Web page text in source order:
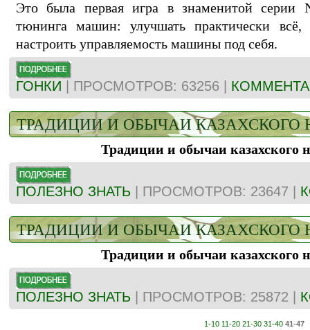
Это была первая игра в знаменитой серии
тюнинга машин: улучшать практически всё,
настроить управляемость машины под себя.
ГОНКИ | ПРОСМОТРОВ: 63256 |
ТРАДИЦИИ И ОБЫЧАИ КАЗАХСКОГО
Традиции и обычаи казахского
ПОЛЕЗНО ЗНАТЬ | ПРОСМОТРОВ: 23647 |
ТРАДИЦИИ И ОБЫЧАИ КАЗАХСКОГО
Традиции и обычаи казахского
ПОЛЕЗНО ЗНАТЬ | ПРОСМОТРОВ: 25872 |
1-10 11-20 21-30 31-40 41-47